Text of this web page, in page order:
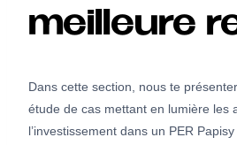
meilleure
Dans cette section, nous te
étude de cas mettant en lumière les
l’investissement dans un PER